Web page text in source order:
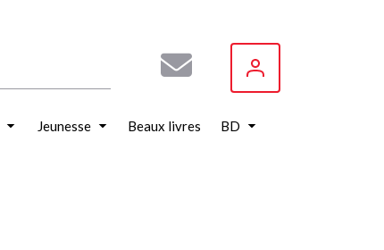
Jeunesse Beaux livres BD